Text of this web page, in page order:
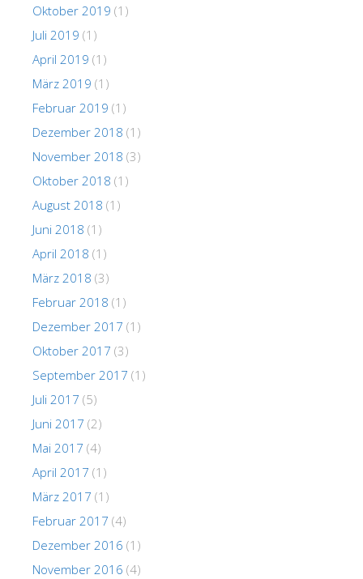
Oktober 2019 (1)
Juli 2019 (1)
April 2019 (1)
März 2019 (1)
Februar 2019 (1)
Dezember 2018 (1)
November 2018 (3)
Oktober 2018 (1)
August 2018 (1)
Juni 2018 (1)
April 2018 (1)
März 2018 (3)
Februar 2018 (1)
Dezember 2017 (1)
Oktober 2017 (3)
September 2017 (1)
Juli 2017 (5)
Juni 2017 (2)
Mai 2017 (4)
April 2017 (1)
März 2017 (1)
Februar 2017 (4)
Dezember 2016 (1)
November 2016 (4)